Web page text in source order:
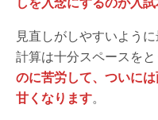
見直しがしやすいよう
計算は十分スペースをと
のに苦労して、ついに
甘くなります。